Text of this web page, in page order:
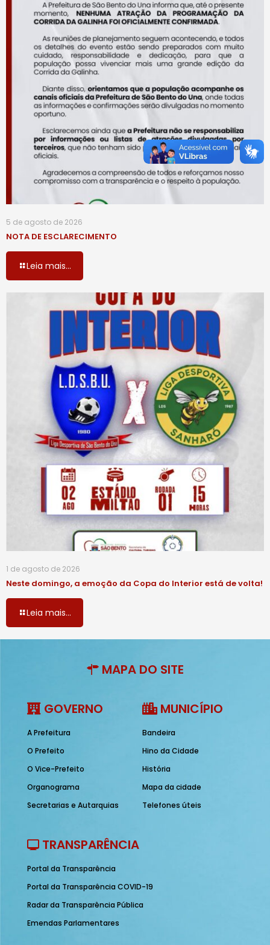
5 de agosto de 2026
NOTA DE ESCLARECIMENTO
Leia mais...
1 de agosto de 2026
Neste domingo, a emoção da Copa do Interior está de volta!
Leia mais...
MAPA DO SITE
GOVERNO
A Prefeitura
O Prefeito
O Vice-Prefeito
Organograma
Secretarias e Autarquias
MUNICÍPIO
Bandeira
Hino da Cidade
História
Mapa da cidade
Telefones úteis
TRANSPARÊNCIA
Portal da Transparência
Portal da Transparência COVID-19
Radar da Transparência Pública
Emendas Parlamentares